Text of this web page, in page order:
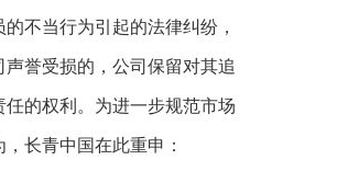
不当行为引起的法律纠纷，
声誉受损的，公司保留对其追
任的权利。为进一步规范市场
长青中国在此重申：